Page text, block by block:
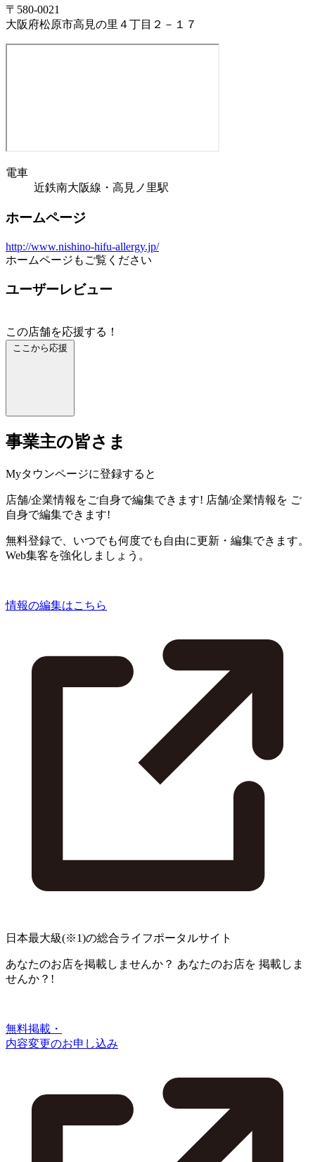
〒580-0021
大阪府松原市高見の里４丁目２－１７
電車
近鉄南大阪線・高見ノ里駅
ホームページ
http://www.nishino-hifu-allergy.jp/
ホームページもご覧ください
ユーザーレビュー
この店舗を応援する！
ここから応援
事業主の皆さま
Myタウンページに登録すると
店舗/企業情報をご自身で編集できます! 店舗/企業情報を ご
自身で編集できます!
無料登録で、いつでも何度でも自由に更新・編集できます。
Web集客を強化しましょう。
情報の編集はこちら
日本最大級(※1)の総合ライフポータルサイト
あなたのお店を掲載しませんか？ あなたのお店を 掲載しま
せんか？!
無料掲載・
内容変更のお申し込み